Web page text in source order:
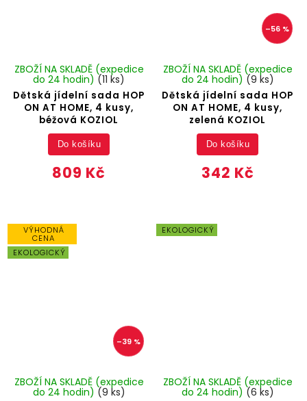
Dětská jídelní sada HOP
ON AT HOME, 4 kusy,
béžová KOZIOL
ZBOŽÍ NA SKLADĚ (expedice
do 24 hodin) (11 ks)
809 Kč
Do košíku
–56 %
Dětská jídelní sada HOP
ON AT HOME, 4 kusy,
zelená KOZIOL
ZBOŽÍ NA SKLADĚ (expedice
do 24 hodin) (9 ks)
342 Kč
Do košíku
VÝHODNÁ
CENA
EKOLOGICKÝ
–39 %
ZBOŽÍ NA SKLADĚ (expedice
do 24 hodin) (9 ks)
EKOLOGICKÝ
ZBOŽÍ NA SKLADĚ (expedice
do 24 hodin) (6 ks)